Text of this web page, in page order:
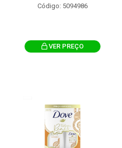
Código: 5094986
VER PREÇO